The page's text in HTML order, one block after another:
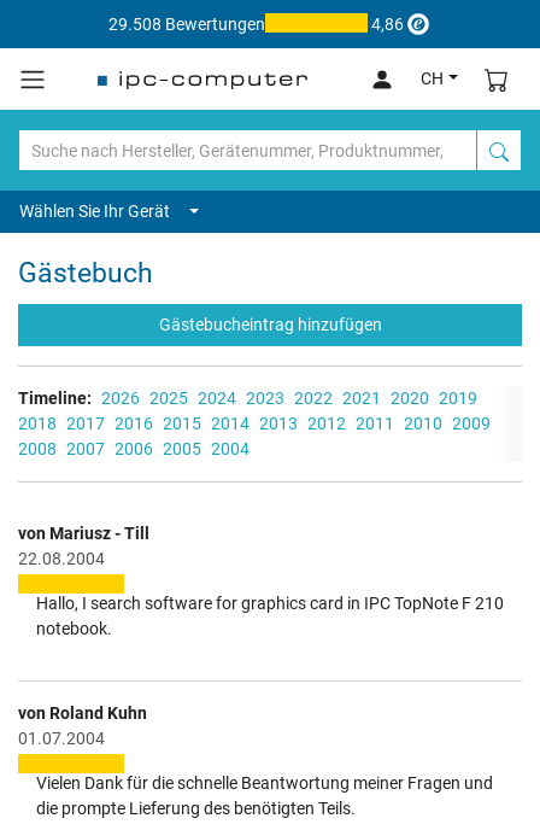
29.508 Bewertungen 4,86
CH
Wählen Sie Ihr Gerät
Gästebuch
Gästebucheintrag hinzufügen
Timeline: 2026 2025 2024 2023 2022 2021 2020 2019
2018 2017 2016 2015 2014 2013 2012 2011 2010 2009
2008 2007 2006 2005 2004
von Mariusz - Till
22.08.2004
Hallo, I search software for graphics card in IPC TopNote F 210
notebook.
von Roland Kuhn
01.07.2004
Vielen Dank für die schnelle Beantwortung meiner Fragen und
die prompte Lieferung des benötigten Teils.